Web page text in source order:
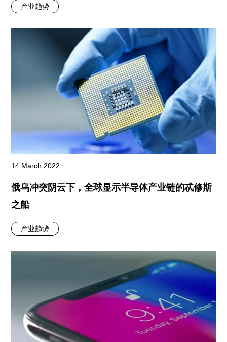
产业趋势
14 March 2022
俄乌冲突阴云下，全球显示半导体产业链的忒修斯
之船
产业趋势